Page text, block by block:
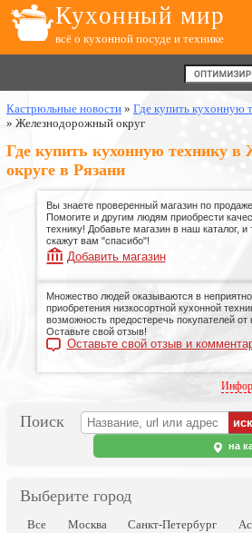
Кухонный мир
всё о кухонной посуде и технике
Кастрюльные новости » Где купить кухонную
» Железнодорожный округ
Где купить кухонную технику в
округе в Рязани
Вы знаете проверенный магазин по
Помогите и другим людям приобрести
технику! Добавьте магазин в наш каталог, и
скажут вам "спасибо"!
Добавить магазин
Множество людей оказываются в
приобретения низкосортной кухонной
возможность предостеречь покупателей от
Оставьте свой отзыв!
Оставьте свой отзыв и
Поиск
на
Выберите город
Все Москва Санкт-Петербург